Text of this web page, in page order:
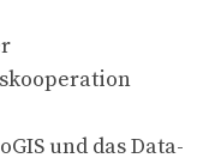
und das Data-